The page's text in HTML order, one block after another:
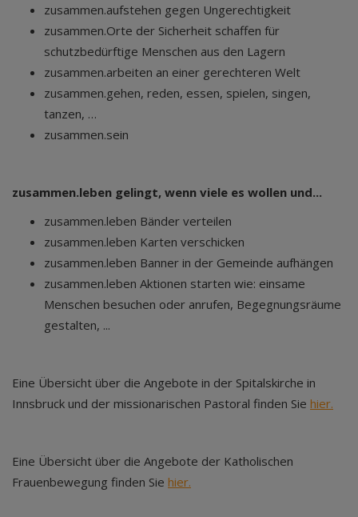
zusammen.aufstehen gegen Ungerechtigkeit
zusammen.Orte der Sicherheit schaffen für
schutzbedürftige Menschen aus den Lagern
zusammen.arbeiten an einer gerechteren Welt
zusammen.gehen, reden, essen, spielen, singen,
tanzen, …
zusammen.sein
zusammen.leben gelingt, wenn viele es wollen und...
zusammen.leben Bänder verteilen
zusammen.leben Karten verschicken
zusammen.leben Banner in der Gemeinde aufhängen
zusammen.leben Aktionen starten wie: einsame
Menschen besuchen oder anrufen, Begegnungsräume
gestalten, ...
Eine Übersicht über die Angebote in der Spitalskirche in
Innsbruck und der missionarischen Pastoral finden Sie hier.
Eine Übersicht über die Angebote der Katholischen
Frauenbewegung finden Sie hier.